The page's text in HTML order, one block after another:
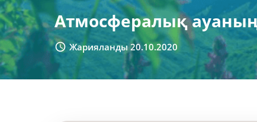
Атмосфералық
Жарияланды 20.10.2020